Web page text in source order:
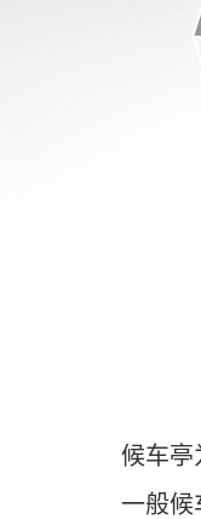
候车亭
一般候